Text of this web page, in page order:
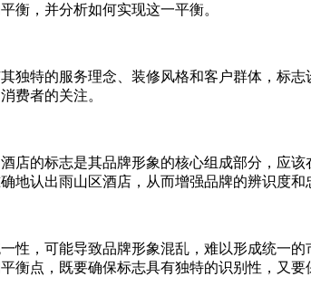
衡，并分析如何实现这一平衡。
特的服务理念、装修风格和客户群体，标
费者的关注。
的标志是其品牌形象的核心组成部分，应该
认出雨山区酒店，从而增强品牌的辨识度和
，可能导致品牌形象混乱，难以形成统一
点，既要确保标志具有独特的识别性，又要